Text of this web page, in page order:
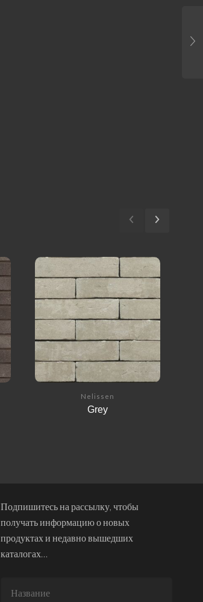
Nelissen
Grey
Подпишитесь на рассылку, чтобы
получать информацию о новых
продуктах и недавно вышедших
каталогах…